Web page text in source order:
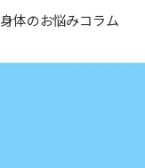
身体のお悩みコラム